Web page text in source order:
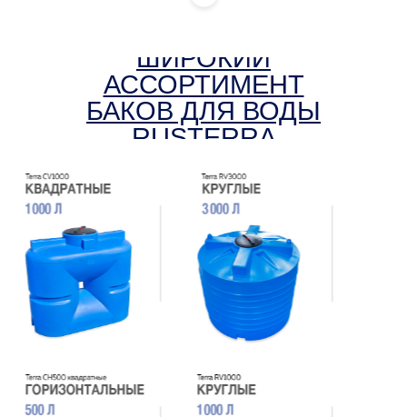
ШИРОКИЙ
АССОРТИМЕНТ
БАКОВ ДЛЯ ВОДЫ
RUSTERRA
Перейти в каталог
БАКИ ДЛЯ ВОДЫ
ОТЛИЧНЫЙ ВЫБОР
и для владельцев дачного участка, и
для производственной компании!